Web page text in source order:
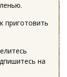
приготовить
на